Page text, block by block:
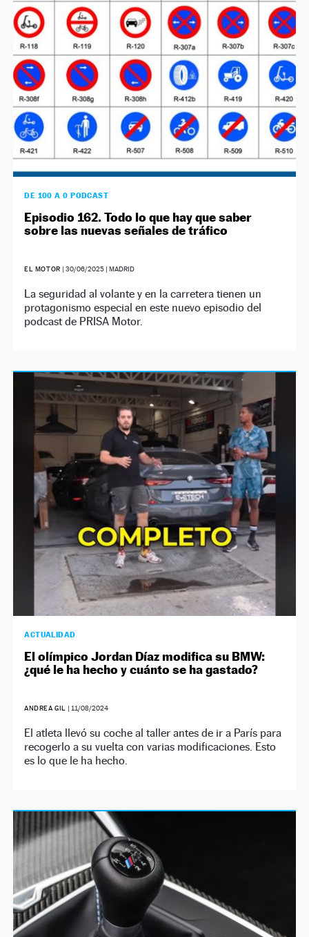
NEWSLETTER
SÍGUENOS
DE 100 A 0 PODCAST
Episodio 162. Todo lo que hay que saber
sobre las nuevas señales de tráfico
EL MOTOR | 30/06/2025| MADRID
La seguridad al volante y en la carretera tienen un
protagonismo especial en este nuevo episodio del
podcast de PRISA Motor.
ACTUALIDAD
El olímpico Jordan Díaz modifica su BMW:
¿qué le ha hecho y cuánto se ha gastado?
ANDREA GIL | 11/08/2024
El atleta llevó su coche al taller antes de ir a París para
recogerlo a su vuelta con varias modificaciones. Esto
es lo que le ha hecho.